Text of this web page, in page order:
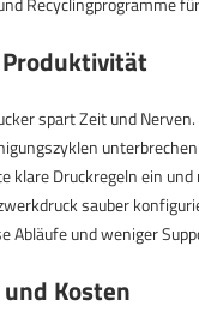
spart Zeit und
unterbrechen
klare Druckregeln ein und
sauber
Abläufe und weniger
Kosten